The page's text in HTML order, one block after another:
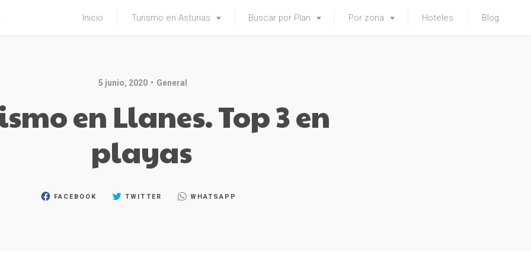
Inicio Turismo en Asturias Buscar por Plan Por zona Hoteles Blog
5 junio, 2020 General
en Llanes. Top 3 en
playas
FACEBOOK TWITTER WHATSAPP